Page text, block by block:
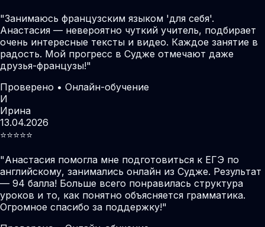
"Занимаюсь французским языком 'для себя'.
Анастасия — невероятно чуткий учитель, подбирает
очень интересные тексты и видео. Каждое занятие в
радость. Мой прогресс в Судже отмечают даже
друзья-французы!"
Проверено • Онлайн-обучение
И
Ирина
13.04.2026
⭐️⭐️⭐️⭐️⭐️
"Анастасия помогла мне подготовиться к ЕГЭ по
английскому, занимались онлайн из Судже. Результат
— 94 балла! Больше всего понравилась структура
уроков и то, как понятно объясняется грамматика.
Огромное спасибо за поддержку!"